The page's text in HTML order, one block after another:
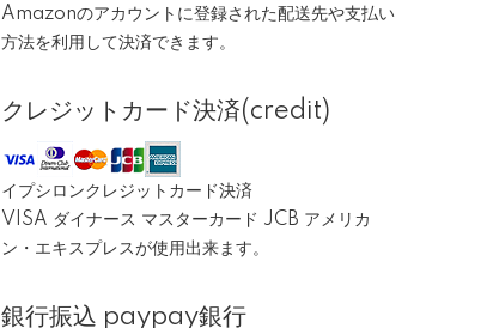
Amazonのアカウントに登録された配送先や支払い
方法を利用して決済できます。
クレジットカード決済(credit)
イプシロンクレジットカード決済
VISA ダイナース マスターカード JCB アメリカ
ン・エキスプレスが使用出来ます。
銀行振込 paypay銀行